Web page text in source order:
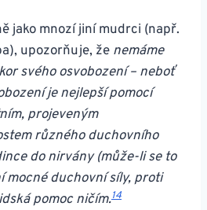
jako mnozí jiní mudrci (např.
upozorňuje, že nemáme
svého osvobození – neboť
je nejlepší pomocí
projeveným
různého duchovního
do nirvány (může-li se to
mocné duchovní síly, proti
pomoc ničím.14